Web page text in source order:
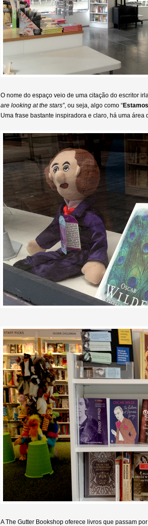
O nome do espaço veio de uma citação do escritor
are looking at the stars”, ou seja, algo como “
Uma frase bastante inspiradora e claro, há uma
A The Gutter Bookshop oferece livros que passam